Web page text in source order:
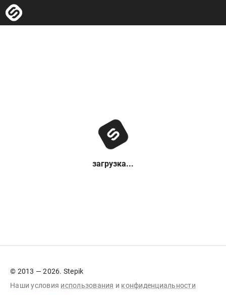
загрузка...
© 2013 — 2026. Stepik
Наши условия использования и конфиденциальности